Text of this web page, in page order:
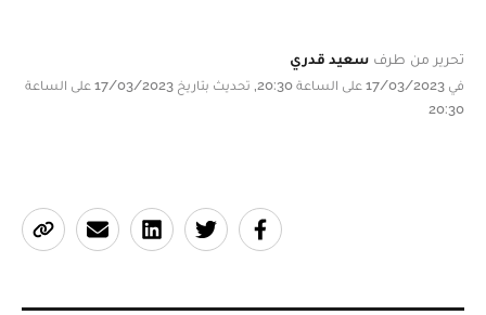
تحرير من طرف سعيد قدري
في 17/03/2023 على الساعة 20:30, تحديث بتاريخ 17/03/2023 على الساعة
20:30